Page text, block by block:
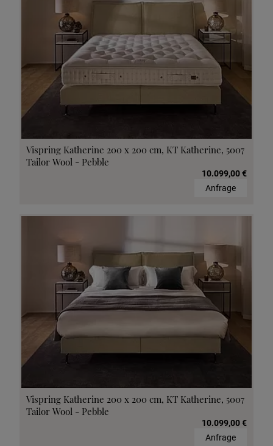
Vispring Katherine 200 x 200 cm, KT Katherine, 5007
Tailor Wool - Pebble
10.099,00 €
Anfrage
Vispring Katherine 200 x 200 cm, KT Katherine, 5007
Tailor Wool - Pebble
10.099,00 €
Anfrage